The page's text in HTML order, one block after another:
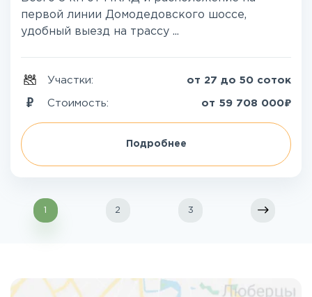
первой линии Домодедовского шоссе,
удобный выезд на трассу ...
Участки: от 27 до 50 соток
Стоимость: от 59 708 000₽
Подробнее
1 2 3